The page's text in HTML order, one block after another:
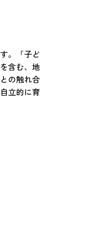
。「子ど
含む、地
の触れ合
立的に育